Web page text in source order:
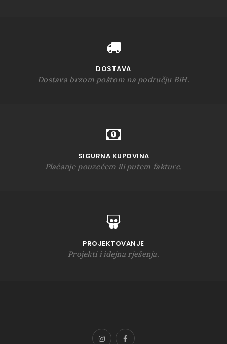
DOSTAVA
Dostava brzom poštom na području BiH.
SIGURNA KUPOVINA
Plaćanje pouzećem ili putem fakture.
PROJEKTOVANJE
Projekti i idejna rješenja.